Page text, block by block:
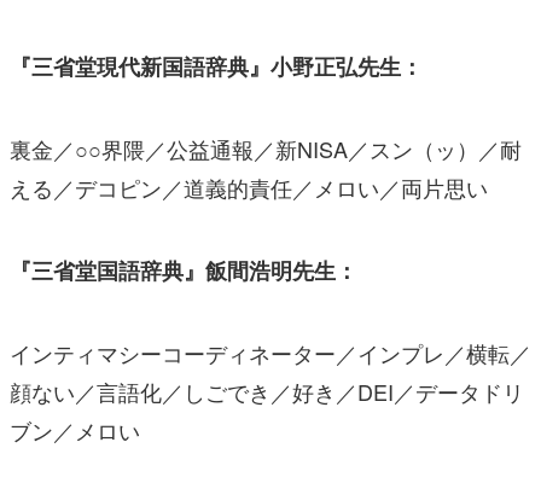
『三省堂現代新国語辞典』小野正弘先生：
裏金／○○界隈／公益通報／新NISA／スン（ッ）／耐
える／デコピン／道義的責任／メロい／両片思い
『三省堂国語辞典』飯間浩明先生：
インティマシーコーディネーター／インプレ／横転／
顔ない／言語化／しごでき／好き／DEI／データドリ
ブン／メロい